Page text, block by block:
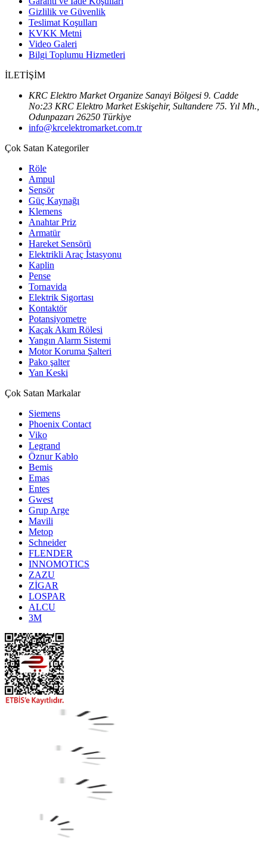
Gizlilik ve Güvenlik
Teslimat Koşulları
KVKK Metni
Video Galeri
Bilgi Toplumu Hizmetleri
İLETİŞİM
KRC Elektro Market Organize Sanayi Bölgesi 9. Cadde
No:23 KRC Elektro Market Eskişehir, Sultandere 75. Yıl Mh.,
Odunpazarı 26250 Türkiye
info@krcelektromarket.com.tr
Çok Satan Kategoriler
Röle
Ampul
Sensör
Güç Kaynağı
Klemens
Anahtar Priz
Armatür
Hareket Sensörü
Elektrikli Araç İstasyonu
Kaplin
Pense
Tornavida
Elektrik Sigortası
Kontaktör
Potansiyometre
Kaçak Akım Rölesi
Yangın Alarm Sistemi
Motor Koruma Şalteri
Pako şalter
Yan Keski
Çok Satan Markalar
Siemens
Phoenix Contact
Viko
Legrand
Öznur Kablo
Bemis
Emas
Entes
Gwest
Grup Arge
Mavili
Metop
Schneider
FLENDER
INNOMOTICS
ZAZU
ZİGAR
LOSPAR
ALCU
3M